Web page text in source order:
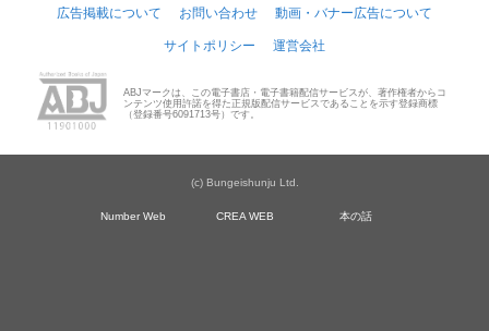
広告掲載について お問い合わせ 動画・バナー広告について
サイトポリシー 運営会社
ABJマークは、この電子書店・電子書籍配信サービスが、著作権者からコ
ンテンツ使用許諾を得た正規版配信サービスであることを示す登録商標
（登録番号6091713号）です。
(c) Bungeishunju Ltd.
Number Web CREA WEB 本の話